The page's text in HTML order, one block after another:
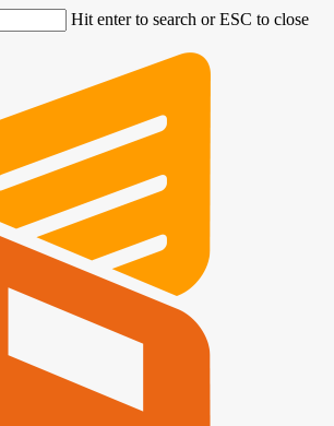
Hit enter to search or ESC to close